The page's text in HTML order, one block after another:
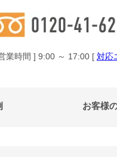
業時間 ] 9:00 ～ 17:00 [ 対応
お客様